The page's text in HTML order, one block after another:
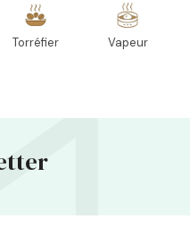
Torréfier Vapeur